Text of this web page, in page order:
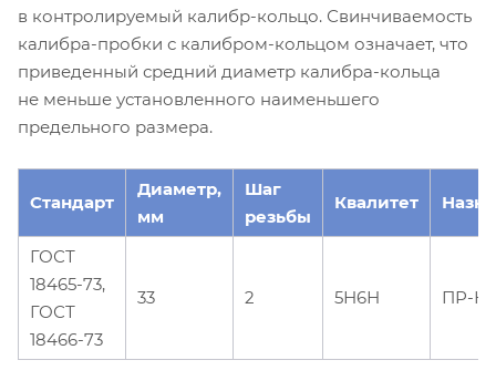
в контролируемый калибр-кольцо. Свинчиваемость
калибра-пробки с калибром-кольцом означает, что
приведенный средний диаметр калибра-кольца
не меньше установленного наименьшего
предельного размера.
Стандарт
Диаметр,
мм
Шаг
резьбы
Квалитет
ГОСТ
18465-73,
ГОСТ
18466-73
33 2 5Н6Н ПР-